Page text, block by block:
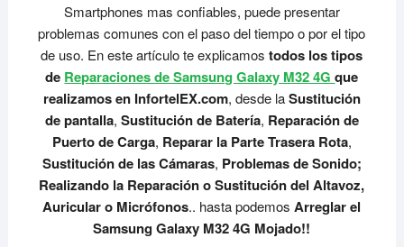
Smartphones mas confiables, puede presentar
problemas comunes con el paso del tiempo o por el tipo
de uso. En este artículo te explicamostodos los tipos
de Reparaciones de Samsung Galaxy M32 4Gque
realizamos en InfortelEX.com, desde laSustitución
de pantalla, Sustitución de Batería, Reparación de
Puerto de Carga, Reparar la Parte Trasera Rota,
Sustitución de las Cámaras, Problemas de Sonido;
Realizando la Reparación o Sustitución del Altavoz,
Auricular o Micrófonos.. hasta podemos Arreglar el
Samsung Galaxy M32 4G Mojado!!